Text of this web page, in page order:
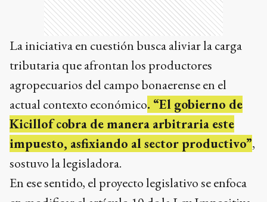
La iniciativa en cuestión busca aliviar la carga
tributaria que afrontan los productores
agropecuarios del campo bonaerense en el
actual contexto económico. “El gobierno de
Kicillof cobra de manera arbitraria este
impuesto, asfixiando al sector productivo”,
sostuvo la legisladora.
En ese sentido, el proyecto legislativo se enfoca